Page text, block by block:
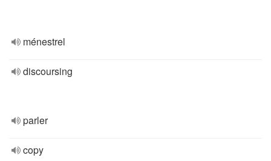
ménestrel
discoursing
parler
copy